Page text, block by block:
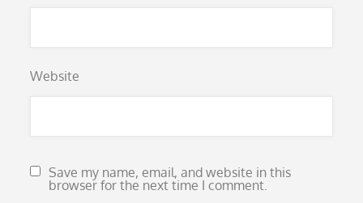
Website
Save my name, email, and website in this
browser for the next time I comment.